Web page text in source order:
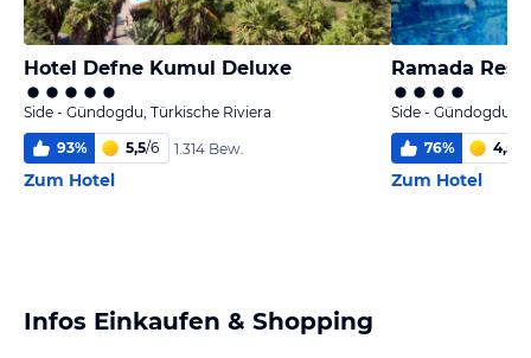
Hotel Defne Kumul Deluxe
Side - Gündogdu, Türkische Riviera
93% 5,5/6 1.314 Bew.
Zum Hotel
Ramada
Side - Gündogdu,
76% 4,5
Zum Hotel
Infos Einkaufen & Shopping